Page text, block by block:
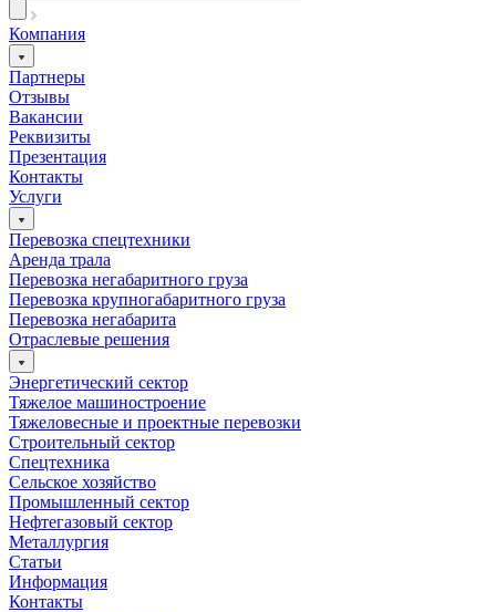
Компания
Партнеры
Отзывы
Вакансии
Реквизиты
Презентация
Контакты
Услуги
Перевозка спецтехники
Аренда трала
Перевозка негабаритного груза
Перевозка крупногабаритного груза
Перевозка негабарита
Отраслевые решения
Энергетический сектор
Тяжелое машиностроение
Тяжеловесные и проектные перевозки
Строительный сектор
Спецтехника
Сельское хозяйство
Промышленный сектор
Нефтегазовый сектор
Металлургия
Статьи
Информация
Контакты